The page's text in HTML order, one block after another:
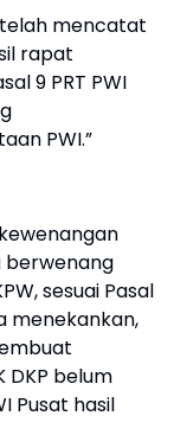
telah mencatat
rapat
9 PRT PWI
PWI.”
berwenang
sesuai Pasal
menekankan,
DKP belum
Pusat hasil